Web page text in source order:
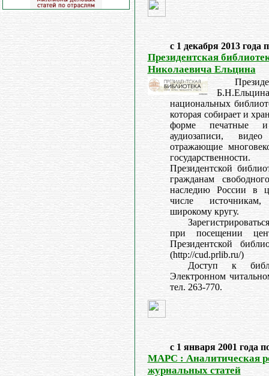
с 1 декабря 2013 года
Президентская
Николаевича Ельцина
национальных
которая собирает и
форме печатные и
аудиозаписи,
отражающие
Президентской
гражданам
наследию России в
числе
широкому кругу.
при посещении
Президентской
(http://cud.prlib.ru/)
Доступ к
Электронном
тел. 263-770.
с 1 января 2001 года
МАРС : Аналитическая
журнальных статей